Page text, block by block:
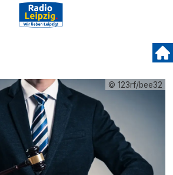
© 123rf/bee32